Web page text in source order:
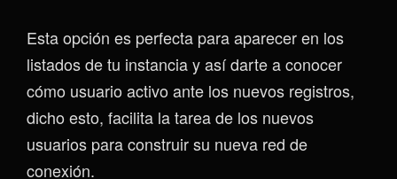
Esta opción es perfecta para aparecer en los
listados de tu instancia y así darte a conocer
cómo usuario activo ante los nuevos registros,
dicho esto, facilita la tarea de los nuevos
usuarios para construir su nueva red de
conexión.